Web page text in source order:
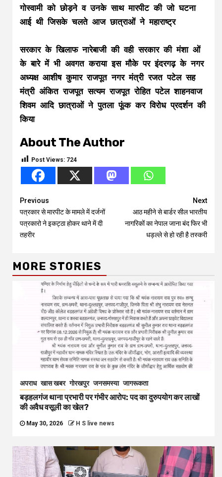
गोस्वामी को छोड़ने व उनके साथ मारपीट की जो घटना
आई थी जिसके चलते आज छात्राओं ने महाराष्ट्र
सरकार के खिलाफ नारेबाजी की वही सरकार की मंशा ओं
के बारे में भी अवगत कराया इस मौके पर इंदरगढ़ के नगर
अध्यक्ष आशीष कुमार राजपूत नगर मंत्री रजत पटेल सह
मंत्री अंकित राजपूत सत्यम राजपूत रोहित पटेल शाहनवाज
शिवम आदि छात्राओं ने पुतला फूंक कर विरोध प्रदर्शन की
किया
About The Author
Post Views: 724
Continue
Reading
Previous
पत्रकार से मारपीट के मामले में दर्जनों
पत्रकारो ने इकट्ठा होकर थाने में दी
तहरीर
Next
आठ महीने से बार्डर सील भारतीय
नागरिकों का नेपाल जाना बंद फिर भी
धड़ल्ले से हो रही है तस्करी
MORE STORIES
अपराध खास खबर गोरखपुर जनसमस्या जागरूकता
बड़हलगंज थाना प्रभारी पर गंभीर आरोप: पद का दुरुपयोग कर लाखों
की अवैध वसूली का खेल?
May 30, 2026 H S live news